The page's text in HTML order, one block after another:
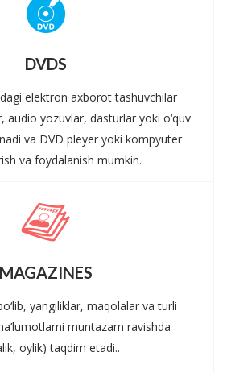
DVDS
elektron axborot tashuvchilar
audio yozuvlar, dasturlar yoki o‘quv
va DVD pleyer yoki kompyuter
va foydalanish mumkin.
MAGAZINES
yangiliklar, maqolalar va turli
muntazam ravishda
oylik) taqdim etadi..